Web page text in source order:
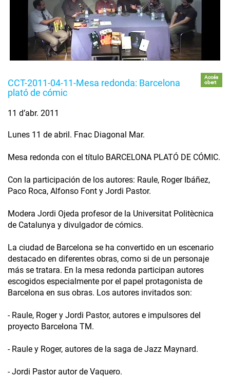
CCT-2011-04-11-Mesa redonda: Barcelona
plató de cómic
Accés
obert
11 d’abr. 2011
Lunes 11 de abril. Fnac Diagonal Mar.
Mesa redonda con el título BARCELONA PLATÓ DE CÓMIC.
Con la participación de los autores: Raule, Roger Ibáñez,
Paco Roca, Alfonso Font y Jordi Pastor.
Modera Jordi Ojeda profesor de la Universitat Politècnica
de Catalunya y divulgador de cómics.
La ciudad de Barcelona se ha convertido en un escenario
destacado en diferentes obras, como si de un personaje
más se tratara. En la mesa redonda participan autores
escogidos especialmente por el papel protagonista de
Barcelona en sus obras. Los autores invitados son:
- Raule, Roger y Jordi Pastor, autores e impulsores del
proyecto Barcelona TM.
- Raule y Roger, autores de la saga de Jazz Maynard.
- Jordi Pastor autor de Vaquero.